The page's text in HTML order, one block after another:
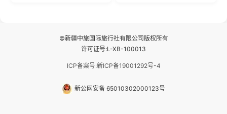
©新疆中旅国际旅行社有限公司版权所有
许可证号:L-XB-100013
ICP备案号:新ICP备19001292号-4
新公网安备 65010302000123号